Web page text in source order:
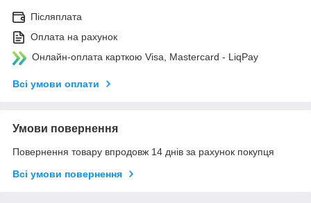
Післяплата
Оплата на рахунок
Онлайн-оплата карткою Visa, Mastercard - LiqPay
Всі умови оплати
Умови повернення
Повернення товару впродовж 14 днів за рахунок покупця
Всі умови повернення